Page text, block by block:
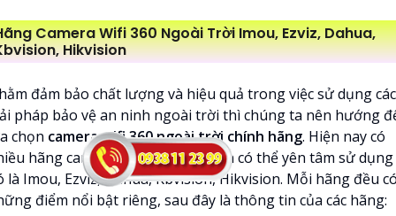
Camera Wifi 360 Ngoài Trời Imou, Ezviz, Dahua,
Hikvision
đảm bảo chất lượng và hiệu quả trong việc sử dụng các
pháp bảo vệ an ninh ngoài trời thì chúng ta nên hướng
chọn camera wifi 360 ngoài trời chính hãng. Hiện nay có
hãng camera wifi uy tín mà bạn có thể yên tâm sử dụng
là Imou, Ezviz, Dahua, Kbvision, Hikvision. Mỗi hãng đều
điểm nổi bật riêng, sau đây là thông tin của các hãng: